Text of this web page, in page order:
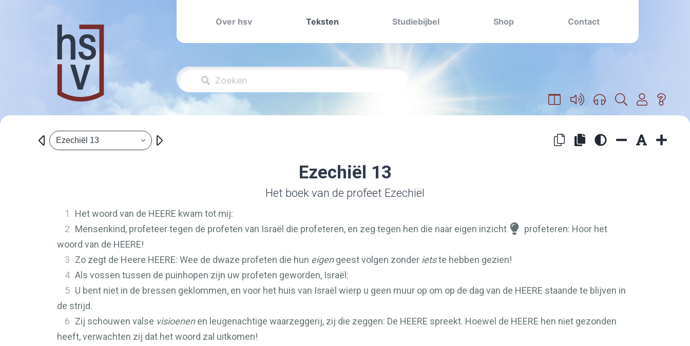
Over hsv Teksten Studiebijbel Shop Contact
Ezechiël 13
Ezechiël 13
Het boek van de profeet Ezechiël
1 Het woord van de HEERE kwam tot mij:
2 Mensenkind, profeteer tegen de profeten van Israël die profeteren, en zeg tegen hen die naar eigen inzicht
profeteren: Hoor het
woord van de HEERE!
3 Zo zegt de Heere HEERE: Wee de dwaze profeten die hun eigengeest volgen zonder ietste hebben gezien!
4 Als vossen tussen de puinhopen zijn uw profeten geworden, Israël:
5 U bent niet in de bressen geklommen, en voor het huis van Israël wierp u geen muur op om op de dag van de HEERE staande te blijven in
de strijd.
6 Zij schouwen valse visioenenen leugenachtige waarzeggerij, zij die zeggen: De HEERE spreekt. Hoewel de HEERE hen niet gezonden
heeft, verwachten zij dat het woord zal uitkomen!